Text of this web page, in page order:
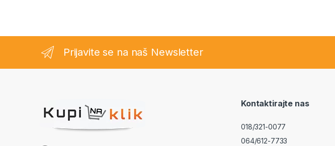
Prijavite se na naš Newsletter
Kontaktirajte nas
018/321-0077
064/612-7733